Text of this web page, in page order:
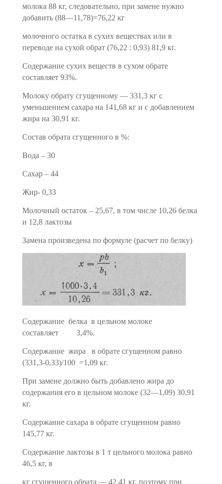
молока 88 кг, следовательно, при замене нужно
добавить (88—11,78)=76,22 кг
молочного остатка в сухих веществах или в
переводе на сухой обрат (76,22 : 0,93) 81,9 кг.
Содержание сухих веществ в сухом обрате
составляет 93%.
Молоку обрату сгущенному — 331,3 кг с
уменьшением сахара на 141,68 кг и с добавлением
жира на 30,91 кг.
Состав обрата сгущенного в %:
Вода – 30
Сахар – 44
Жир- 0,33
Молочный остаток – 25,67, в том числе 10,26 белка
и 12,8 лактозы
Замена произведена по формуле (расчет по белку)
Содержание белка в цельном молоке
составляет 3,4%.
Содержание жира в обрате сгущенном равно
(331,3-0,33)/100 =1,09 кг.
При замене должно быть добавлено жира до
содержания его в цельном молоке (32—1,09) 30,91
кг.
Содержание сахара в обрате сгущенном равно
145,77 кг.
Содержание лактозы в 1 т цельного молока равно
46,5 кг, в
кг сгущенного обрата — 42,41 кг, поэтому при